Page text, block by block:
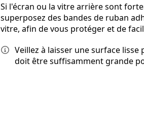
Si l'écran ou la vitre arrière sont
superposez des bandes de ruban
vitre, afin de vous protéger et de
Veillez à laisser une surface
doit être suffisamment grande